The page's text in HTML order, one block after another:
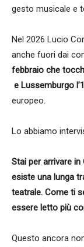
gesto musicale e
Nel 2026 Lucio
anche fuori dai
febbraio che
e Lussemburgo
europeo.
Lo abbiamo
Stai per arrivare
esiste una lunga
teatrale. Come ti
essere letto più
Questo ancora